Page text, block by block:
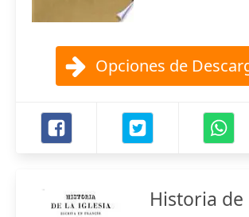
Opciones de
Historia de